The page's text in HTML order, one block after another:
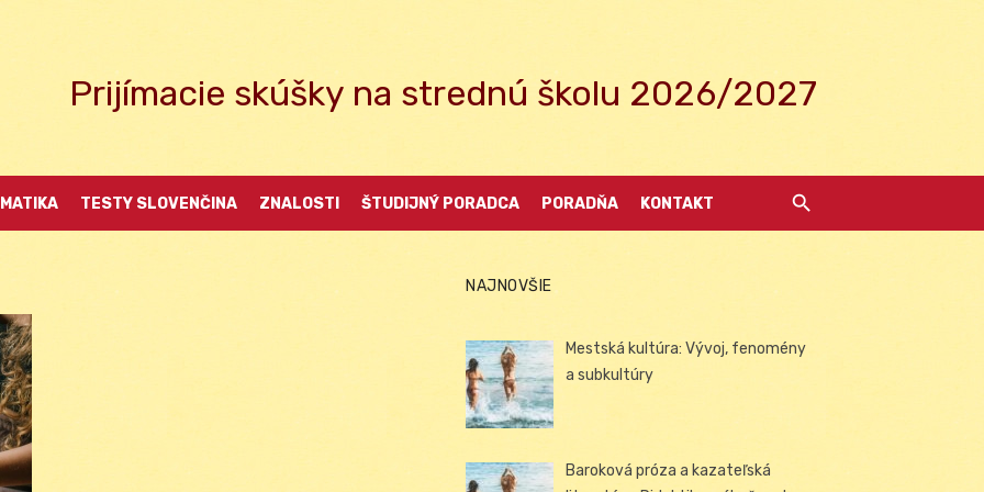
Prijímacie skúšky na strednú školu 2026/2027
TESTY SLOVENČINA ZNALOSTI ŠTUDIJNÝ PORADCA PORADŇA KONTAKT
NAJNOVŠIE
Mestská kultúra: Vývoj, fenomény
a subkultúry
Baroková próza a kazateľská